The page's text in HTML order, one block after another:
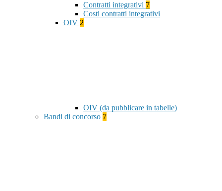
Contratti integrativi 7
Costi contratti integrativi
OIV 2
OIV (da pubblicare in tabelle)
Bandi di concorso 7